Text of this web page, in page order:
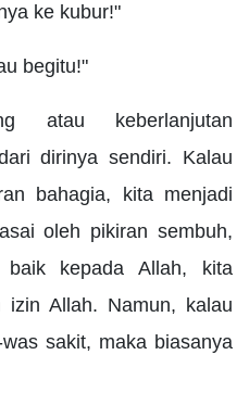
ke kubur!"
begitu!"
atau keberlanjutan
dirinya sendiri. Kalau
bahagia, kita menjadi
oleh pikiran sembuh,
baik kepada Allah, kita
izin Allah. Namun, kalau
sakit, maka biasanya